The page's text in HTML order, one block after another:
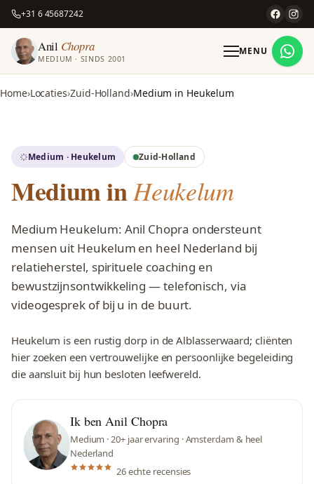
+31 6 45687242
Anil Chopra
MEDIUM · SINDS 2001
MENU
Home Locaties Zuid-Holland Medium in Heukelum
Medium · Heukelum Zuid-Holland
Medium inHeukelum
Medium Heukelum: Anil Chopra ondersteunt
mensen uit Heukelum en heel Nederland bij
relatieherstel, spirituele coaching en
bewustzijnsontwikkeling — telefonisch, via
videogesprek of bij u in de buurt.
Heukelum is een rustig dorp in de Alblasserwaard; cliënten
hier zoeken een vertrouwelijke en persoonlijke begeleiding
die aansluit bij hun besloten leefwereld.
Ik ben Anil Chopra
Medium · 20+ jaar ervaring · Amsterdam & heel
Nederland
26 echte recensies